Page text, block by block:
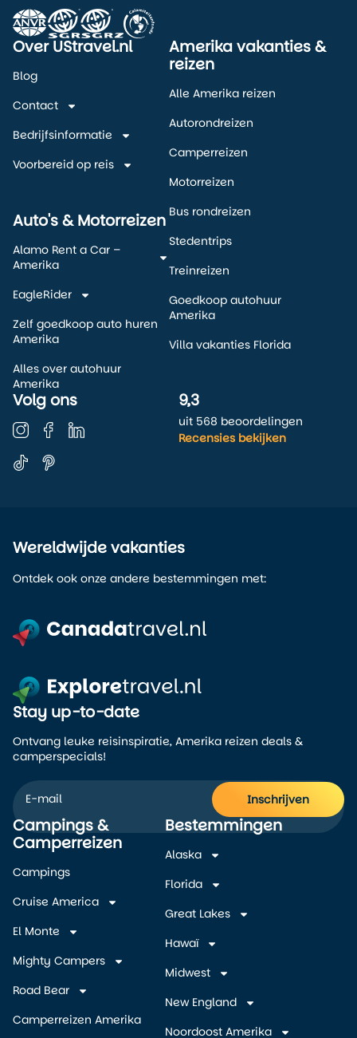
Over UStravel.nl
Blog
Contact
Bedrijfsinformatie
Voorbereid op reis
Auto's & Motorreizen
Alamo Rent a Car –
Amerika
EagleRider
Zelf goedkoop auto huren
Amerika
Alles over autohuur
Amerika
Amerika vakanties &
reizen
Alle Amerika reizen
Autorondreizen
Camperreizen
Motorreizen
Bus rondreizen
Stedentrips
Treinreizen
Goedkoop autohuur
Amerika
Villa vakanties Florida
Volg ons 9,3
uit 568 beoordelingen
Recensies bekijken
Wereldwijde vakanties
Ontdek ook onze andere bestemmingen met:
Campings &
Camperreizen
Campings
Cruise America
El Monte
Mighty Campers
Road Bear
Camperreizen Amerika
Bestemmingen
Alaska
Florida
Great Lakes
Hawaï
Midwest
New England
Noordoost Amerika
Stay up-to-date
Ontvang leuke reisinspiratie, Amerika reizen deals &
camperspecials!
Inschrijven
Alternative: